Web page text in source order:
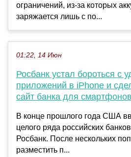
ограничений, из-за которых
заряжается лишь с по...
01:22, 14 Июн
Росбанк устал бороться с
приложений в iPhone и
сайт банка для смартфонов
В конце прошлого года США
целого ряда российских
Росбанк. После нескольких
разместить п...